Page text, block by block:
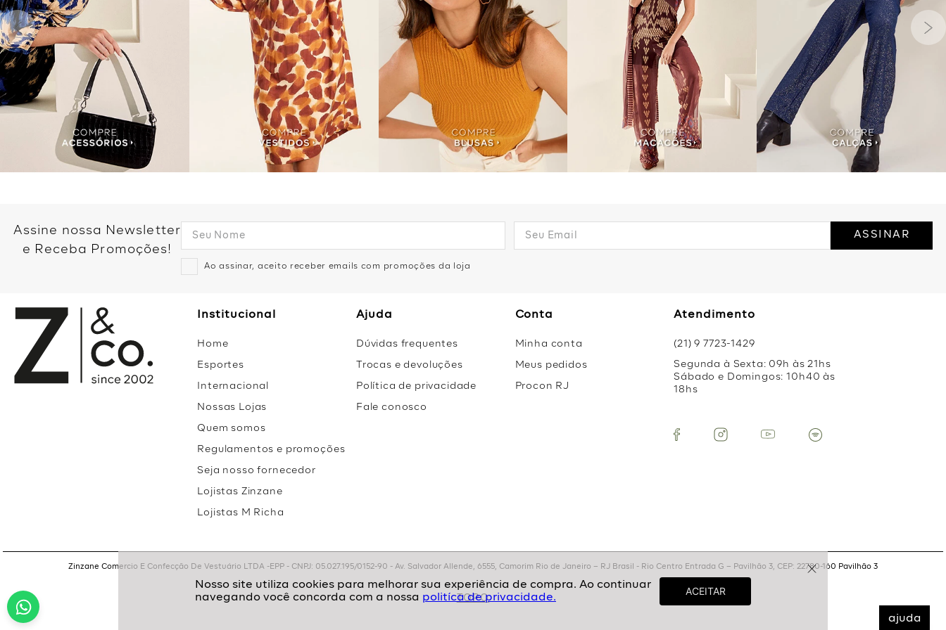
ajuda
politíca de privacidade.
Assine nossa Newsletter
e Receba Promoções!
Ao assinar, aceito receber emails com promoções da loja
ASSINAR
Institucional
Home
Esportes
Internacional
Nossas Lojas
Quem somos
Regulamentos e promoções
Seja nosso fornecedor
Lojistas Zinzane
Lojistas M Richa
Ajuda
Dúvidas frequentes
Trocas e devoluções
Política de privacidade
Fale conosco
Conta
Minha conta
Meus pedidos
Procon RJ
Atendimento
(21) 9 7723-1429
Segunda à Sexta: 09h às 21hs
Sábado e Domingos: 10h40 às
18hs
Zinzane Comercio E Confecção De Vestuário LTDA -EPP - CNPJ: 05.027.195/0152-90 - Av. Salvador Allende, 6555, Camorim Rio de Janeiro – RJ Brasil - Rio Centro Entrada G – Pavilhão 3, CEP: 22780-160 Pavilhão 3
TOPO